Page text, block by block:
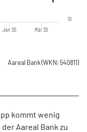
Jan '20 Mär '20
10
Aareal Bank(WKN: 540811)
kommt wenig
Aareal Bank zu